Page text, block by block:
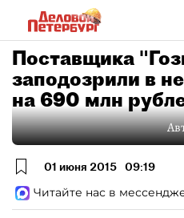
Поставщика
заподозрили в
на 690 млн
01 июня 2015 09:19
Читайте нас в